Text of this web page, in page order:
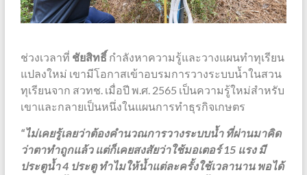
ช่วงเวลาที่ ชัยสิทธิ์ กำลังหาความรู้และวางแผนทำทุเรียน
แปลงใหม่ เขามีโอกาสเข้าอบรมการวางระบบน้ำในสวน
ทุเรียนจาก สวทช. เมื่อปี พ.ศ. 2565 เป็นความรู้ใหม่สำหรับ
เขาและกลายเป็นหนึ่งในแผนการทำธุรกิจเกษตร
“ไม่เคยรู้เลยว่าต้องคำนวณการวางระบบน้ำ ที่ผ่านมาคิด
ว่าตาทำถูกแล้ว แต่ก็เคยสงสัยว่าใช้มอเตอร์ 15 แรง มี
ประตูน้ำ 4 ประตู ทำไมให้น้ำแต่ละครั้งใช้เวลานาน พอได้